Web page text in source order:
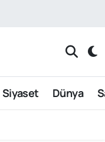
Siyaset Dünya
sürüklenen tanker kurtarıldı